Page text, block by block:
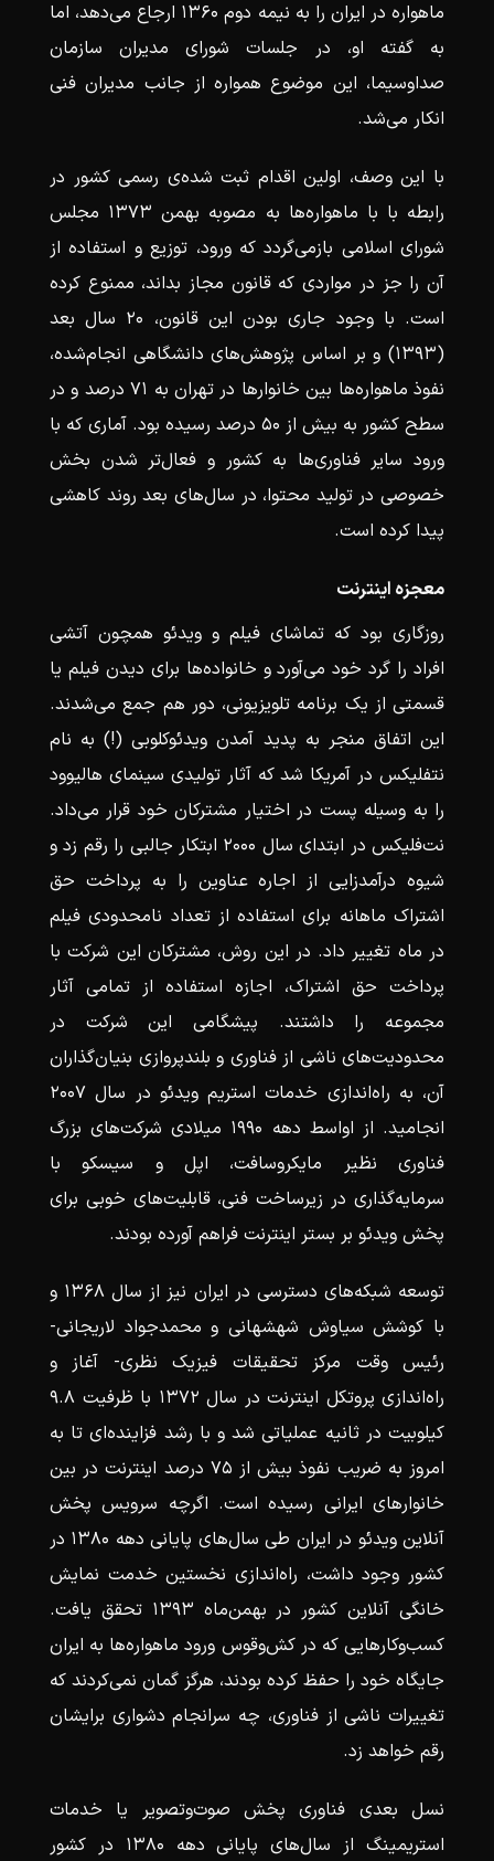
ماهواره در ایران را به نیمه دوم ۱۳۶۰ ارجاع می‌دهد، اما
به گفته او، در جلسات شورای مدیران سازمان
صداوسیما، این موضوع همواره از جانب مدیران فنی
انکار می‌شد.
با این وصف، اولین اقدام ثبت شده‌ی رسمی کشور در
رابطه با با ماهواره‌ها به مصوبه بهمن ۱۳۷۳ مجلس
شورای اسلامی بازمی‌گردد که ورود، توزیع و استفاده از
آن را جز در مواردی که قانون مجاز بداند، ممنوع کرده
است. با وجود جاری بودن این قانون، ۲۰ سال بعد
(۱۳۹۳) و بر اساس پژوهش‌های دانشگاهی انجام‌شده،
نفوذ ماهواره‌ها بین خانوارها در تهران به ۷۱ درصد و در
سطح کشور به بیش از ۵۰ درصد رسیده بود. آماری که با
ورود سایر فناوری‌ها به کشور و فعال‌تر شدن بخش
خصوصی در تولید محتوا، در سال‌های بعد روند کاهشی
پیدا کرده است.
معجزه اینترنت
روزگاری بود که تماشای فیلم و ویدئو همچون آتشی
افراد را گرد خود می‌آورد و خانواده‌ها برای دیدن فیلم یا
قسمتی از یک برنامه تلویزیونی، دور هم جمع می‌شدند.
این اتفاق منجر به پدید آمدن ویدئوکلوبی (!) به نام
نت‎فلیکس در آمریکا شد که آثار تولیدی سینمای هالیوود
را به وسیله پست در اختیار مشترکان خود قرار می‌داد.
نت‌فلیکس در ابتدای سال ۲۰۰۰ ابتکار جالبی را رقم زد و
شیوه درآمدزایی از اجاره عناوین را به پرداخت حق
اشتراک ماهانه برای استفاده از تعداد نامحدودی فیلم
در ماه تغییر داد. در این روش، مشترکان این شرکت با
پرداخت حق اشتراک، اجازه استفاده از تمامی آثار
مجموعه را داشتند. پیشگامی این شرکت در
محدودیت‌های ناشی از فناوری و بلندپروازی بنیان‌گذاران
آن، به راه‌اندازی خدمات استریم ویدئو در سال ۲۰۰۷
انجامید. از اواسط دهه ۱۹۹۰ میلادی شرکت‌های بزرگ
فناوری نظیر مایکروسافت، اپل و سیسکو با
سرمایه‌گذاری در زیرساخت فنی، قابلیت‌های خوبی برای
پخش ویدئو بر بستر اینترنت فراهم آورده بودند.
توسعه شبکه‌های دسترسی در ایران نیز از سال ۱۳۶۸ و
با کوشش سیاوش شهشهانی و محمدجواد لاریجانی-
رئیس وقت مرکز تحقیقات فیزیک نظری- آغاز و
راه‌اندازی پروتکل اینترنت در سال ۱۳۷۲ با ظرفیت ۹.۸
کیلوبیت در ثانیه عملیاتی شد و با رشد فزاینده‌ای تا به
امروز به ضریب نفوذ بیش از ۷۵ درصد اینترنت در بین
خانوارهای ایرانی رسیده است. اگرچه سرویس‌ پخش
آنلاین ویدئو در ایران طی سال‌های پایانی دهه ۱۳۸۰ در
کشور وجود داشت، راه‌اندازی نخستین خدمت نمایش
خانگی آنلاین کشور در بهمن‌ماه ۱۳۹۳ تحقق یافت.
کسب‌وکارهایی که در کش‌وقوس ورود ماهواره‌ها به ایران
جایگاه خود را حفظ کرده بودند، هرگز گمان نمی‌کردند که
تغییرات ناشی از فناوری، چه سرانجام دشواری برایشان
رقم خواهد زد.
نسل بعدی فناوری پخش صوت‌وتصویر یا خدمات
استریمینگ از سال‌های پایانی دهه ۱۳۸۰ در کشور